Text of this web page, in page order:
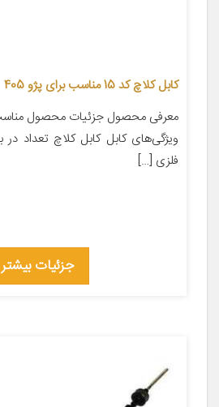
کابل کلاچ کد 15 مناسب برای پژو 405
فلزی […]
جزئیات بیشتر